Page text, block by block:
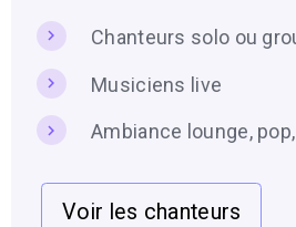
Chanteurs solo ou
Musiciens live
Ambiance lounge,
Voir les chanteurs